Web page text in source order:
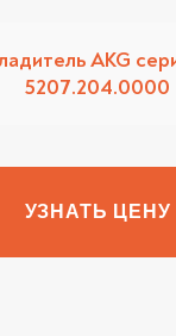
AKG
5207.204.0000
УЗНАТЬ ЦЕНУ